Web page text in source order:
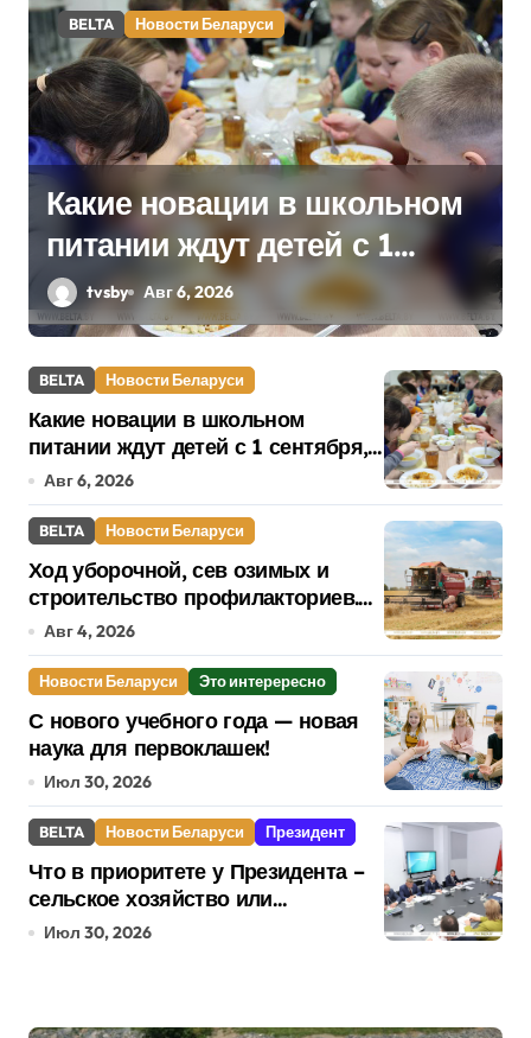
в школьном
детей с 1
в
BELTA Погода
На юге –
град.
о погоде на
Авг 6, 2026
BELTA Новости Беларуси
Какие новации в школьном
питании ждут детей с 1 сентября,
рассказали в правительстве
Авг 6, 2026
BELTA Новости Беларуси
Ход уборочной, сев озимых и
строительство профилакториев.
Лукашенко заслушал доклад главы
Минсельхозпрода
Авг 4, 2026
Новости Беларуси Это интерересно
С нового учебного года — новая
наука для первоклашек!
Июл 30, 2026
BELTA Новости Беларуси Президент
Что в приоритете у Президента –
сельское хозяйство или
промышленность? Лукашенко
Июл 30, 2026